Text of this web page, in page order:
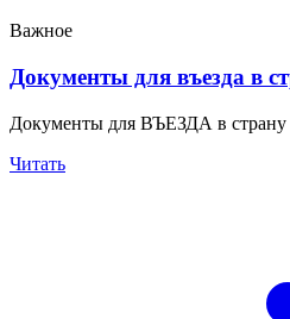
Важное
Документы для въезда в
Документы для ВЪЕЗДА в
Читать